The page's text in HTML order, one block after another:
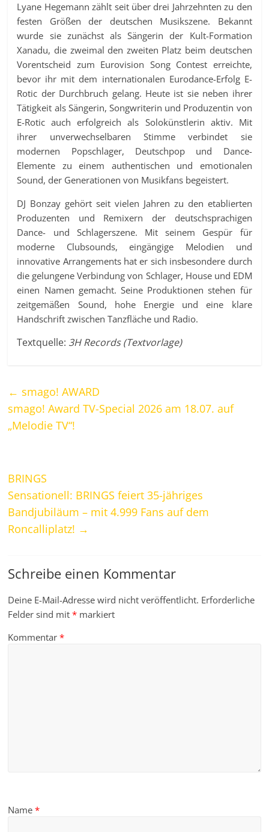
Lyane Hegemann zählt seit über drei Jahrzehnten zu den
festen Größen der deutschen Musikszene. Bekannt
wurde sie zunächst als Sängerin der Kult-Formation
Xanadu, die zweimal den zweiten Platz beim deutschen
Vorentscheid zum Eurovision Song Contest erreichte,
bevor ihr mit dem internationalen Eurodance-Erfolg E-
Rotic der Durchbruch gelang. Heute ist sie neben ihrer
Tätigkeit als Sängerin, Songwriterin und Produzentin von
E-Rotic auch erfolgreich als Solokünstlerin aktiv. Mit
ihrer unverwechselbaren Stimme verbindet sie
modernen Popschlager, Deutschpop und Dance-
Elemente zu einem authentischen und emotionalen
Sound, der Generationen von Musikfans begeistert.
DJ Bonzay gehört seit vielen Jahren zu den etablierten
Produzenten und Remixern der deutschsprachigen
Dance- und Schlagerszene. Mit seinem Gespür für
moderne Clubsounds, eingängige Melodien und
innovative Arrangements hat er sich insbesondere durch
die gelungene Verbindung von Schlager, House und EDM
einen Namen gemacht. Seine Produktionen stehen für
zeitgemäßen Sound, hohe Energie und eine klare
Handschrift zwischen Tanzfläche und Radio.
Textquelle: 3H Records (Textvorlage)
← smago! AWARD
smago! Award TV-Special 2026 am 18.07. auf
„Melodie TV“!
BRINGS
Sensationell: BRINGS feiert 35-jähriges
Bandjubiläum – mit 4.999 Fans auf dem
Roncalliplatz! →
Schreibe einen Kommentar
Deine E-Mail-Adresse wird nicht veröffentlicht. Erforderliche
Felder sind mit* markiert
Kommentar*
Name*